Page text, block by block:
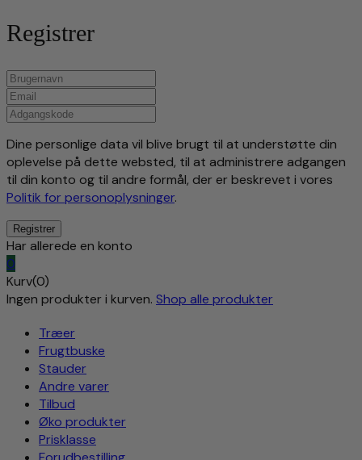
Registrer
Dine personlige data vil blive brugt til at understøtte din
oplevelse på dette websted, til at administrere adgangen
til din konto og til andre formål, der er beskrevet i vores
Politik for personoplysninger.
Har allerede en konto
0
Kurv(0)
Ingen produkter i kurven. Shop alle produkter
Træer
Frugtbuske
Stauder
Andre varer
Tilbud
Øko produkter
Prisklasse